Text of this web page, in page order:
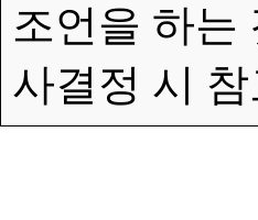
조언을 하는
사결정 시